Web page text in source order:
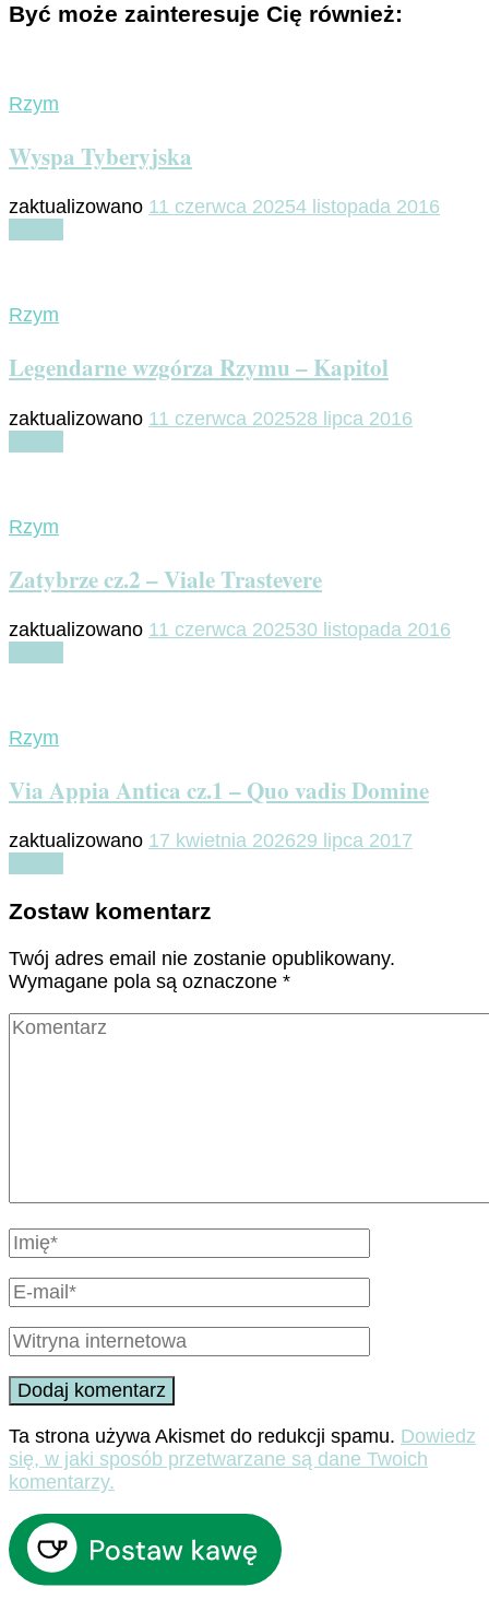
Być może zainteresuje Cię również:
Rzym
Wyspa Tyberyjska
zaktualizowano 11 czerwca 20254 listopada 2016
Rzym
Legendarne wzgórza Rzymu – Kapitol
zaktualizowano 11 czerwca 202528 lipca 2016
Rzym
Zatybrze cz.2 – Viale Trastevere
zaktualizowano 11 czerwca 202530 listopada 2016
Rzym
Via Appia Antica cz.1 – Quo vadis Domine
zaktualizowano 17 kwietnia 202629 lipca 2017
Zostaw komentarz
Twój adres email nie zostanie opublikowany.
Wymagane pola są oznaczone *
Ta strona używa Akismet do redukcji spamu. Dowiedz
się, w jaki sposób przetwarzane są dane Twoich
komentarzy.